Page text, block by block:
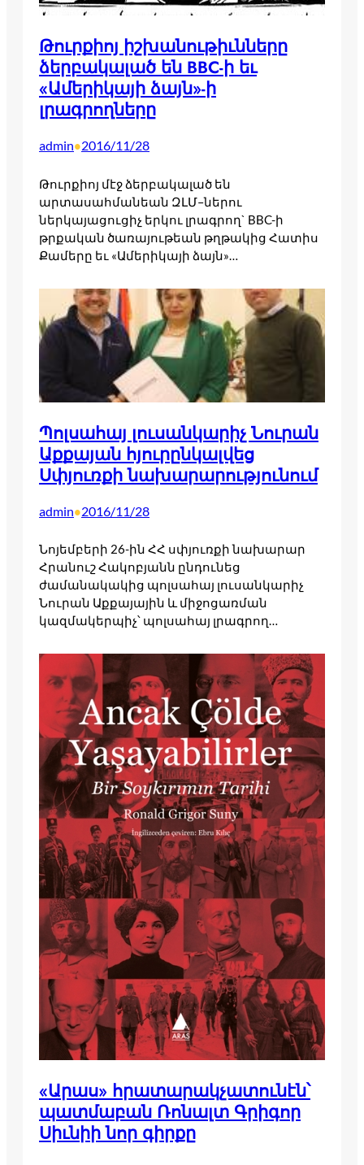
Թուրքիոյ իշխանութիւնները
ձերբակալած են BBC-ի եւ
«Ամերիկայի ձայն»-ի
լրագրողները
admin•2016/11/28
Թուրքիոյ մէջ ձերբակալած են
արտասահմանեան ԶԼՄ–ներու
ներկայացուցիչ երկու լրագրող` BBC-ի
թրքական ծառայութեան թղթակից Հատիս
Քամերը եւ «Ամերիկայի ձայն»…
Պոլսահայ լուսանկարիչ Նուրան
Աքքայան հյուրընկալվեց
Սփյուռքի նախարարությունում
admin•2016/11/28
Նոյեմբերի 26-ին ՀՀ սփյուռքի նախարար
Հրանուշ Հակոբյանն ընդունեց
ժամանակակից պոլսահայ լուսանկարիչ
Նուրան Աքքայային և միջոցառման
կազմակերպիչ՝ պոլսահայ լրագրող…
«Արաս» հրատարակչատունէն՝
պատմաբան Ռոնալտ Գրիգոր
Սիւնիի նոր գիրքը